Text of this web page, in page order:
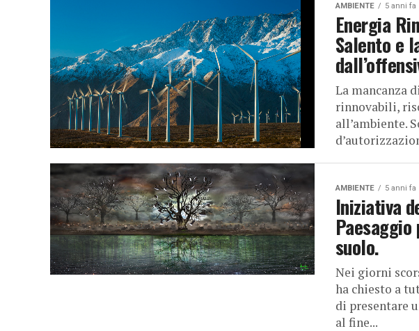
AMBIENTE 5 anni fa
Energia
Salento e
La mancanza
rinnovabili,
all’ambiente.
AMBIENTE 5 anni fa
Iniziativa
suolo.
Nei giorni
ha chiesto a
di presentare
al fine...